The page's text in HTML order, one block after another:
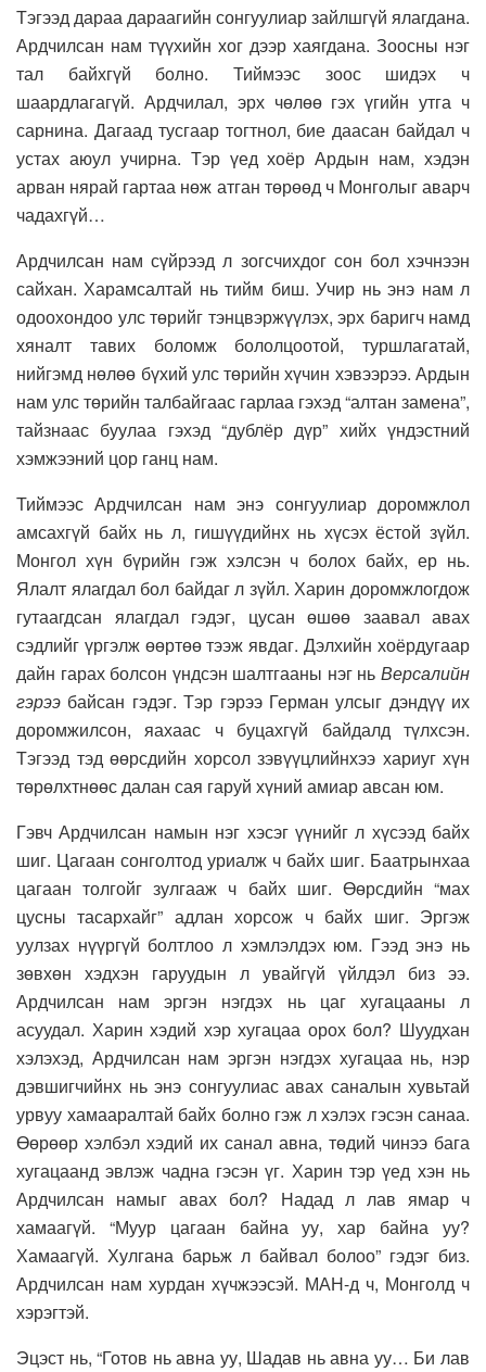
Тэгээд дараа дараагийн сонгуулиар зайлшгүй ялагдана.
Ардчилсан нам түүхийн хог дээр хаягдана. Зоосны нэг
тал байхгүй болно. Тиймээс зоос шидэх ч
шаардлагагүй. Ардчилал, эрх чөлөө гэх үгийн утга ч
сарнина. Дагаад тусгаар тогтнол, бие даасан байдал ч
устах аюул учирна. Тэр үед хоёр Ардын нам, хэдэн
арван нярай гартаа нөж атган төрөөд ч Монголыг аварч
чадахгүй…
Ардчилсан нам сүйрээд л зогсчихдог сон бол хэчнээн
сайхан. Харамсалтай нь тийм биш. Учир нь энэ нам л
одоохондоо улс төрийг тэнцвэржүүлэх, эрх баригч намд
хяналт тавих боломж бололцоотой, туршлагатай,
нийгэмд нөлөө бүхий улс төрийн хүчин хэвээрээ. Ардын
нам улс төрийн талбайгаас гарлаа гэхэд “алтан замена”,
тайзнаас буулаа гэхэд “дублёр дүр” хийх үндэстний
хэмжээний цор ганц нам.
Тиймээс Ардчилсан нам энэ сонгуулиар доромжлол
амсахгүй байх нь л, гишүүдийнх нь хүсэх ёстой зүйл.
Монгол хүн бүрийн гэж хэлсэн ч болох байх, ер нь.
Ялалт ялагдал бол байдаг л зүйл. Харин доромжлогдож
гутаагдсан ялагдал гэдэг, цусан өшөө заавал авах
сэдлийг үргэлж өөртөө тээж явдаг. Дэлхийн хоёрдугаар
дайн гарах болсон үндсэн шалтгааны нэг нь Версалийн
гэрээ байсан гэдэг. Тэр гэрээ Герман улсыг дэндүү их
доромжилсон, яахаас ч буцахгүй байдалд түлхсэн.
Тэгээд тэд өөрсдийн хорсол зэвүүцлийнхээ хариуг хүн
төрөлхтнөөс далан сая гаруй хүний амиар авсан юм.
Гэвч Ардчилсан намын нэг хэсэг үүнийг л хүсээд байх
шиг. Цагаан сонголтод уриалж ч байх шиг. Баатрынхаа
цагаан толгойг зулгааж ч байх шиг. Өөрсдийн “мах
цусны тасархайг” адлан хорсож ч байх шиг. Эргэж
уулзах нүүргүй болтлоо л хэмлэлдэх юм. Гээд энэ нь
зөвхөн хэдхэн гаруудын л увайгүй үйлдэл биз ээ.
Ардчилсан нам эргэн нэгдэх нь цаг хугацааны л
асуудал. Харин хэдий хэр хугацаа орох бол? Шуудхан
хэлэхэд, Ардчилсан нам эргэн нэгдэх хугацаа нь, нэр
дэвшигчийнх нь энэ сонгуулиас авах саналын хувьтай
урвуу хамааралтай байх болно гэж л хэлэх гэсэн санаа.
Өөрөөр хэлбэл хэдий их санал авна, төдий чинээ бага
хугацаанд эвлэж чадна гэсэн үг. Харин тэр үед хэн нь
Ардчилсан намыг авах бол? Надад л лав ямар ч
хамаагүй. “Муур цагаан байна уу, хар байна уу?
Хамаагүй. Хулгана барьж л байвал болоо” гэдэг биз.
Ардчилсан нам хурдан хүчжээсэй. МАН-д ч, Монголд ч
хэрэгтэй.
Эцэст нь, “Готов нь авна уу, Шадав нь авна уу… Би лав